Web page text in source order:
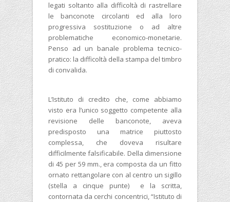
legati soltanto alla difficoltà di rastrellare
le banconote circolanti ed alla loro
progressiva sostituzione o ad altre
problematiche economico-monetarie.
Penso ad un banale problema tecnico-
pratico: la difficoltà della stampa del timbro
di convalida.
L’Istituto di credito che, come abbiamo
visto era l’unico soggetto competente alla
revisione delle banconote, aveva
predisposto una matrice piuttosto
complessa, che doveva risultare
difficilmente falsificabile. Della dimensione
di 45 per 59 mm., era composta da un fitto
ornato rettangolare con al centro un sigillo
(stella a cinque punte) e la scritta,
contornata da cerchi concentrici, “Istituto di